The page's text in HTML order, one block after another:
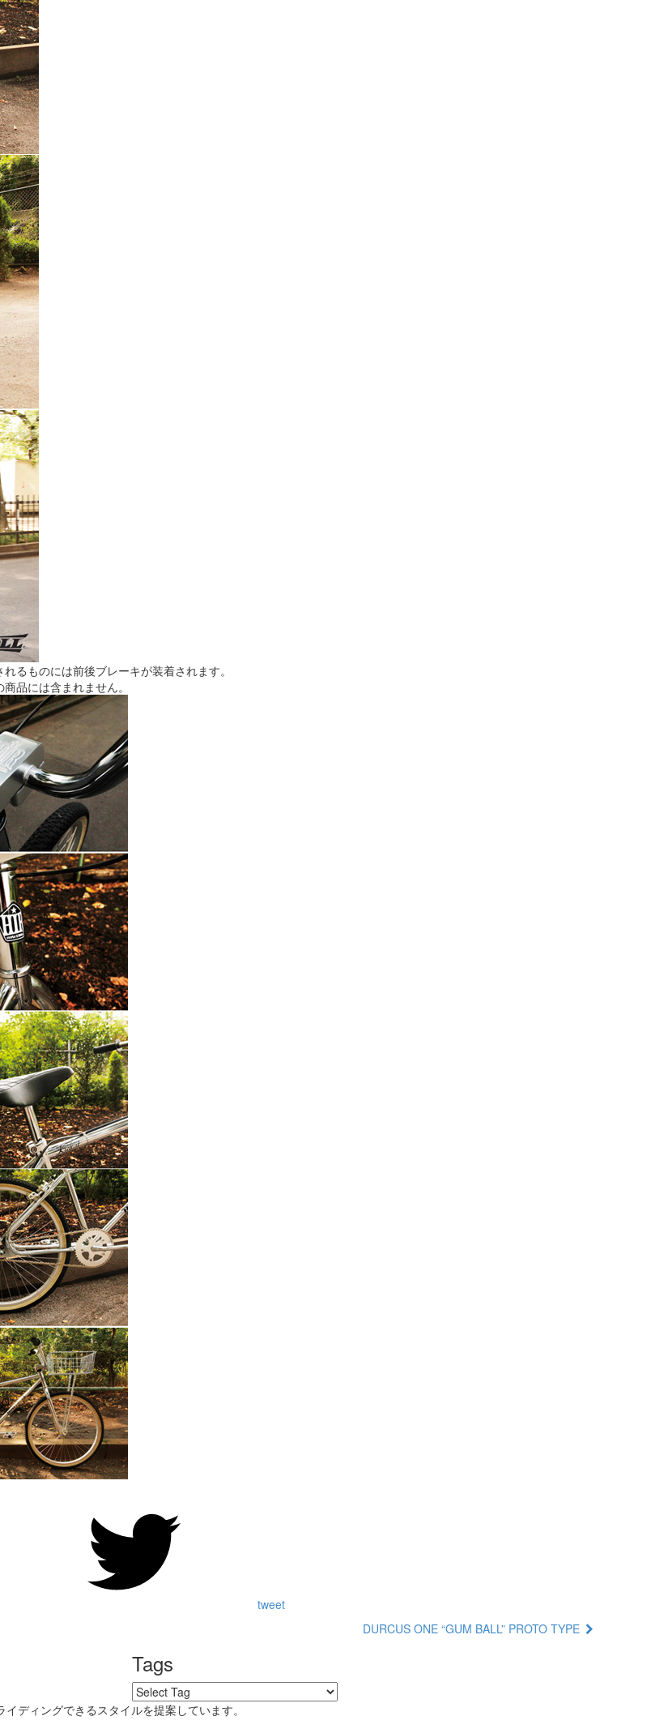
るものには前後ブレーキが装着されます。
品には含まれません。
tweet
DURCUS ONE “GUM BALL” PROTO TYPE
Tags
ディングできるスタイルを提案しています。